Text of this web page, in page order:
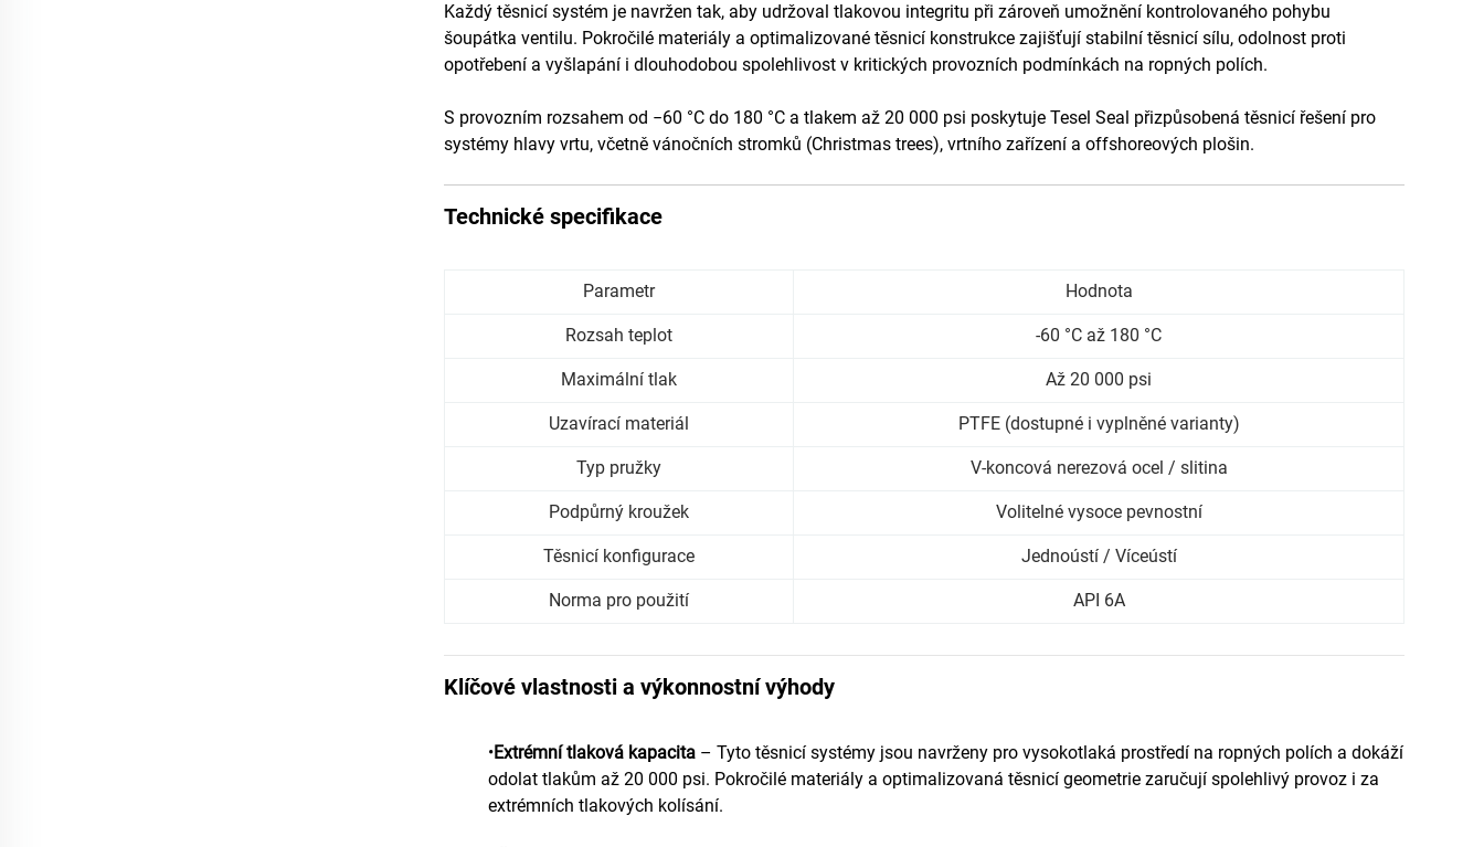
Každý těsnicí systém je navržen tak, aby udržoval tlakovou integritu při zároveň umožnění kontrolovaného pohybu
šoupátka ventilu. Pokročilé materiály a optimalizované těsnicí konstrukce zajišťují stabilní těsnicí sílu, odolnost proti
opotřebení a vyšlapání i dlouhodobou spolehlivost v kritických provozních podmínkách na ropných polích.
S provozním rozsahem od −60 °C do 180 °C a tlakem až 20 000 psi poskytuje Tesel Seal přizpůsobená těsnicí řešení pro
systémy hlavy vrtu, včetně vánočních stromků (Christmas trees), vrtního zařízení a offshoreových plošin.
Technické specifikace
Parametr Hodnota
Rozsah teplot -60 °C až 180 °C
Maximální tlak Až 20 000 psi
Uzavírací materiál PTFE (dostupné i vyplněné varianty)
Typ pružky V-koncová nerezová ocel / slitina
Podpůrný kroužek Volitelné vysoce pevnostní
Těsnicí konfigurace Jednoústí / Víceústí
Norma pro použití API 6A
Klíčové vlastnosti a výkonnostní výhody
•Extrémní tlaková kapacita – Tyto těsnicí systémy jsou navrženy pro vysokotlaká prostředí na ropných polích a dokáží
odolat tlakům až 20 000 psi. Pokročilé materiály a optimalizovaná těsnicí geometrie zaručují spolehlivý provoz i za
extrémních tlakových kolísání.